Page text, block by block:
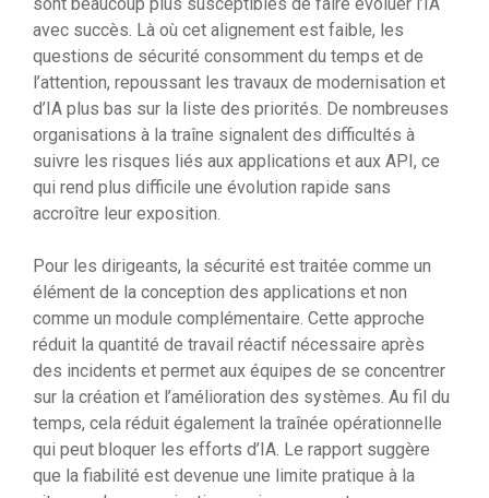
avec succès. Là où cet alignement est faible, les
questions de sécurité consomment du temps et de
l’attention, repoussant les travaux de modernisation et
d’IA plus bas sur la liste des priorités. De nombreuses
organisations à la traîne signalent des difficultés à
suivre les risques liés aux applications et aux API, ce
qui rend plus difficile une évolution rapide sans
accroître leur exposition.
Pour les dirigeants, la sécurité est traitée comme un
élément de la conception des applications et non
comme un module complémentaire. Cette approche
réduit la quantité de travail réactif nécessaire après
des incidents et permet aux équipes de se concentrer
sur la création et l’amélioration des systèmes. Au fil du
temps, cela réduit également la traînée opérationnelle
qui peut bloquer les efforts d’IA. Le rapport suggère
que la fiabilité est devenue une limite pratique à la